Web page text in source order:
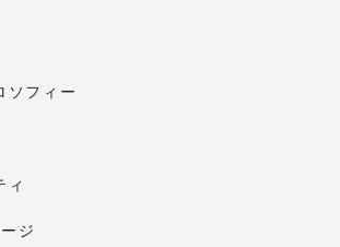
ソフィー
ィ
ジ